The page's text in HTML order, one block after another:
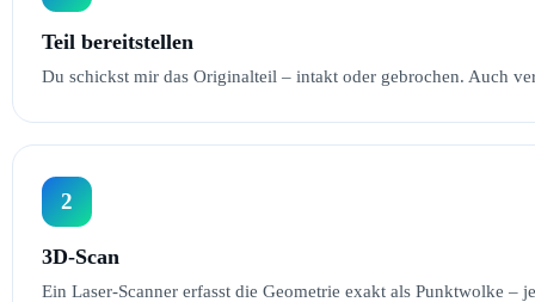
Teil bereitstellen
Du schickst mir das Originalteil – intakt oder gebrochen. Auch
2
3D-Scan
Ein Laser-Scanner erfasst die Geometrie exakt als Punktwolke –